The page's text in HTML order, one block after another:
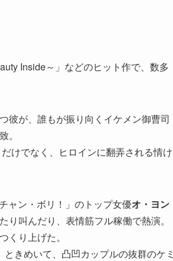
Inside～」などのヒット作で、数多
彼が、誰もが振り向くイケメン御曹司
。
けでなく、ヒロインに翻弄される情け
ャン・ボリ！」のトップ女優オ・ヨン
叫んだり、表情筋フル稼働で熱演。
くり上げた。
きめいて、凸凹カップルの抜群のケミ